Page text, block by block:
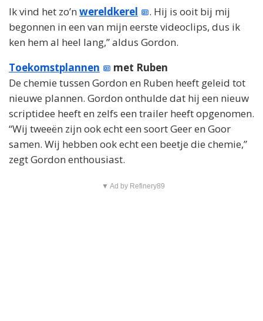
Ik vind het zo’n wereldkerel
. Hij is ooit bij mij
begonnen in een van mijn eerste videoclips, dus ik
ken hem al heel lang,” aldus Gordon.
Toekomstplannen
met Ruben
De chemie tussen Gordon en Ruben heeft geleid tot
nieuwe plannen. Gordon onthulde dat hij een nieuw
scriptidee heeft en zelfs een trailer heeft opgenomen.
“Wij tweeën zijn ook echt een soort Geer en Goor
samen. Wij hebben ook echt een beetje die chemie,”
zegt Gordon enthousiast.
▼ Ad by Refinery89